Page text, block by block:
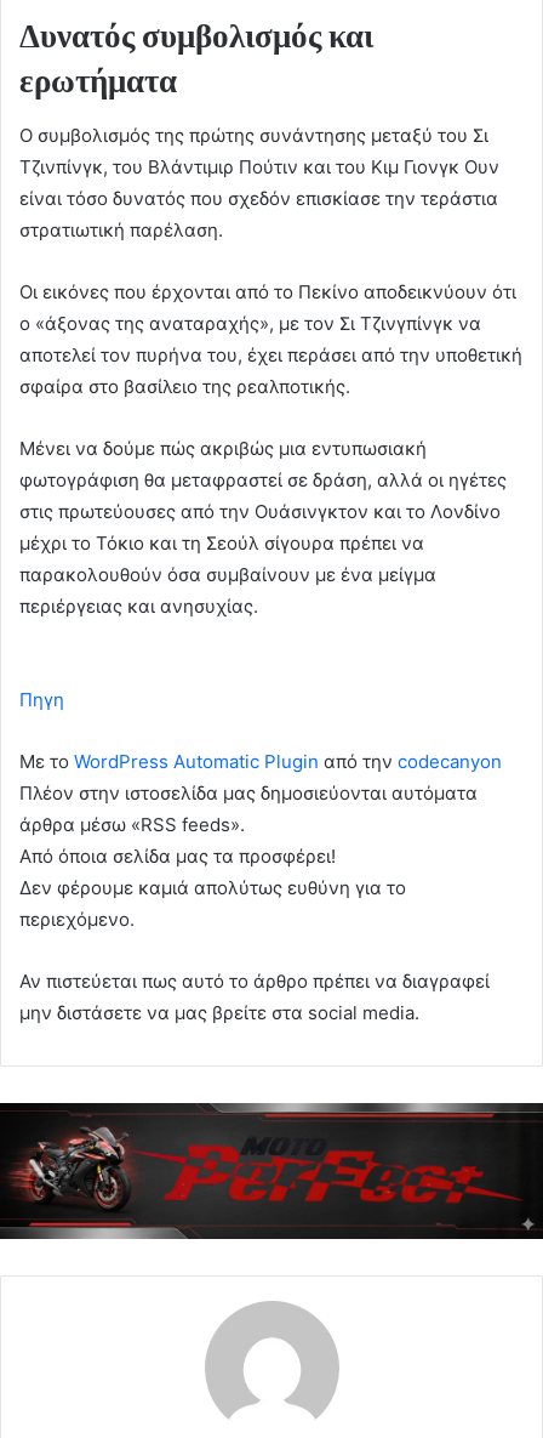
Δυνατός συμβολισμός και
ερωτήματα
Ο συμβολισμός της πρώτης συνάντησης μεταξύ του Σι
Τζινπίνγκ, του Βλάντιμιρ Πούτιν και του Κιμ Γιονγκ Ουν
είναι τόσο δυνατός που σχεδόν επισκίασε την τεράστια
στρατιωτική παρέλαση.
Οι εικόνες που έρχονται από το Πεκίνο αποδεικνύουν ότι
ο «άξονας της αναταραχής», με τον Σι Τζινγπίνγκ να
αποτελεί τον πυρήνα του, έχει περάσει από την υποθετική
σφαίρα στο βασίλειο της ρεαλποτικής.
Μένει να δούμε πώς ακριβώς μια εντυπωσιακή
φωτογράφιση θα μεταφραστεί σε δράση, αλλά οι ηγέτες
στις πρωτεύουσες από την Ουάσινγκτον και το Λονδίνο
μέχρι το Τόκιο και τη Σεούλ σίγουρα πρέπει να
παρακολουθούν όσα συμβαίνουν με ένα μείγμα
περιέργειας και ανησυχίας.
Πηγη
Με το WordPress Automatic Plugin από την codecanyon
Πλέον στην ιστοσελίδα μας δημοσιεύονται αυτόματα
άρθρα μέσω «RSS feeds».
Από όποια σελίδα μας τα προσφέρει!
Δεν φέρουμε καμιά απολύτως ευθύνη για το
περιεχόμενο.
Αν πιστεύεται πως αυτό το άρθρο πρέπει να διαγραφεί
μην διστάσετε να μας βρείτε στα social media.